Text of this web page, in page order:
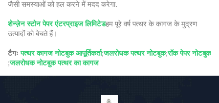
जैसी समस्याओं को हल करने में मदद करेगा.
शेन्ज़ेन स्टोन पेपर एंटरप्राइज लिमिटेडहम पूरे वर्ष पत्थर के कागज के मुद्रण
उत्पादों को बेचते हैं।
टैगः पत्थर कागज नोटबुक आपूर्तिकर्ता;जलरोधक पत्थर नोटबुक;रॉक पेपर नोटबुक
;जलरोधक नोटबुक पत्थर का कागज